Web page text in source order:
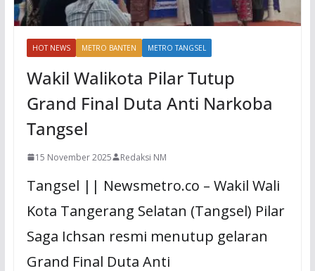
HOT NEWS METRO BANTEN METRO TANGSEL
Wakil Walikota Pilar Tutup
Grand Final Duta Anti Narkoba
Tangsel
15 November 2025 Redaksi NM
Tangsel || Newsmetro.co – Wakil Wali
Kota Tangerang Selatan (Tangsel) Pilar
Saga Ichsan resmi menutup gelaran
Grand Final Duta Anti